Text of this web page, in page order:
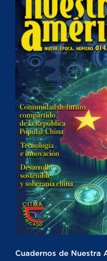
Cuadernos de Nuestra